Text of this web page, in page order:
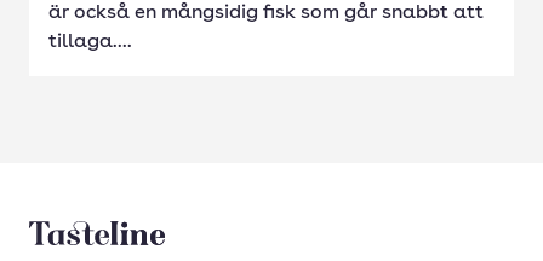
är också en mångsidig fisk som går snabbt att
tillaga....
Tasteline startsida